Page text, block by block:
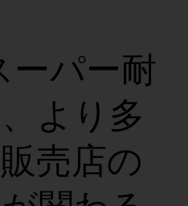
パー耐
より多
売店の